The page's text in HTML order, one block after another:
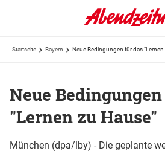
Startseite Bayern Neue Bedingungen für das "Lernen
Neue
"Lernen zu Hause"
München (dpa/lby) - Die geplante